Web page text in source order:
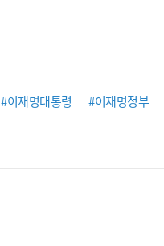
#이재명대통령 #이재명정부